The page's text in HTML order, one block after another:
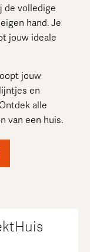
de volledige
hand. Je
jouw ideale
jouw
en
alle
van een huis.